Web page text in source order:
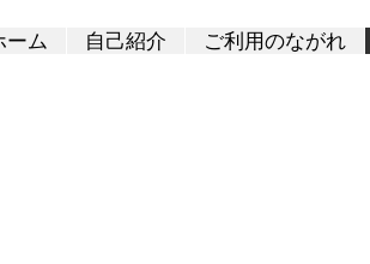
ーム 自己紹介 ご利用のながれ